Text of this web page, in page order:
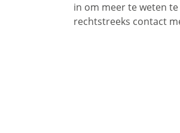
in om meer te weten
rechtstreeks contact